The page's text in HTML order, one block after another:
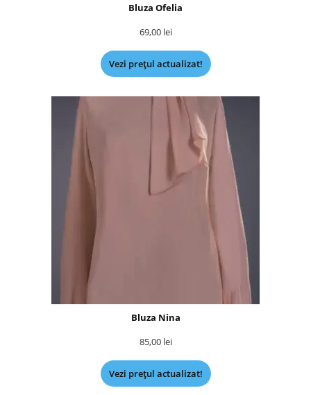
Bluza Ofelia
69,00 lei
Vezi prețul actualizat!
Bluza Nina
85,00 lei
Vezi prețul actualizat!